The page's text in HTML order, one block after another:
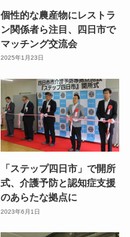
個性的な農産物にレストラ
ン関係者ら注目、四日市で
マッチング交流会
2025年1月23日
「ステップ四日市」で開所
式、介護予防と認知症支援
のあらたな拠点に
2023年6月1日